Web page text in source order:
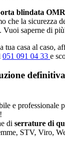
blindata
che la sicurezza
. Vuoi saperne di
tua casa al caso,
051 091 04 33 e
e professionale
!
di serrature di
STV, Viro,